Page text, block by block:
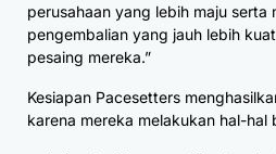
perusahaan yang lebih maju serta
pengembalian yang jauh lebih
pesaing mereka.”
Kesiapan Pacesetters
karena mereka melakukan hal-hal